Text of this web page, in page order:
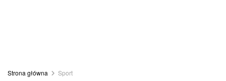
Strona główna Sport